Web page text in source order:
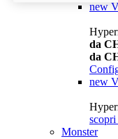
new
da
da
new
Monster